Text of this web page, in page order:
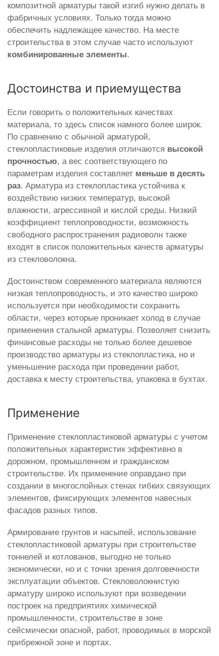
композитной арматуры такой изгиб нужно делать в
фабричных условиях. Только тогда можно
обеспечить надлежащее качество. На месте
строительства в этом случае часто используют
комбинированные элементы.
Достоинства и приемущества
Если говорить о положительных качествах
материала, то здесь список намного более широк.
По сравнению с обычной арматурой,
стеклопластиковые изделия отличаются высокой
прочностью, а вес соответствующего по
параметрам изделия составляет меньше в десять
раз. Арматура из стеклопластика устойчива к
воздействию низких температур, высокой
влажности, агрессивной и кислой среды. Низкий
коэффициент теплопроводности, возможность
свободного распространения радиоволн также
входят в список положительных качеств арматуры
из стекловолокна.
Достоинством современного материала являются
низкая теплопроводность, и это качество широко
используется при необходимости сохранить
области, через которые проникает холод в случае
применения стальной арматуры. Позволяет снизить
финансовые расходы не только более дешевое
производство арматуры из стеклопластика, но и
уменьшение расхода при проведении работ,
доставка к месту строительства, упаковка в бухтах.
Применение
Применение стеклопластиковой арматуры с учетом
положительных характеристик эффективно в
дорожном, промышленном и гражданском
строительстве. Их применение оправдано при
создании в многослойных стенах гибких связующих
элементов, фиксирующих элементов навесных
фасадов разных типов.
Армирование грунтов и насыпей, использование
стеклопластиковой арматуры при строительстве
тоннелей и котлованов, выгодно не только
экономически, но и с точки зрения долговечности
эксплуатации объектов. Стекловолокнистую
арматуру широко используют при возведении
построек на предприятиях химической
промышленности, строительстве в зоне
сейсмически опасной, работ, проводимых в морской
прибрежной зоне и портах.